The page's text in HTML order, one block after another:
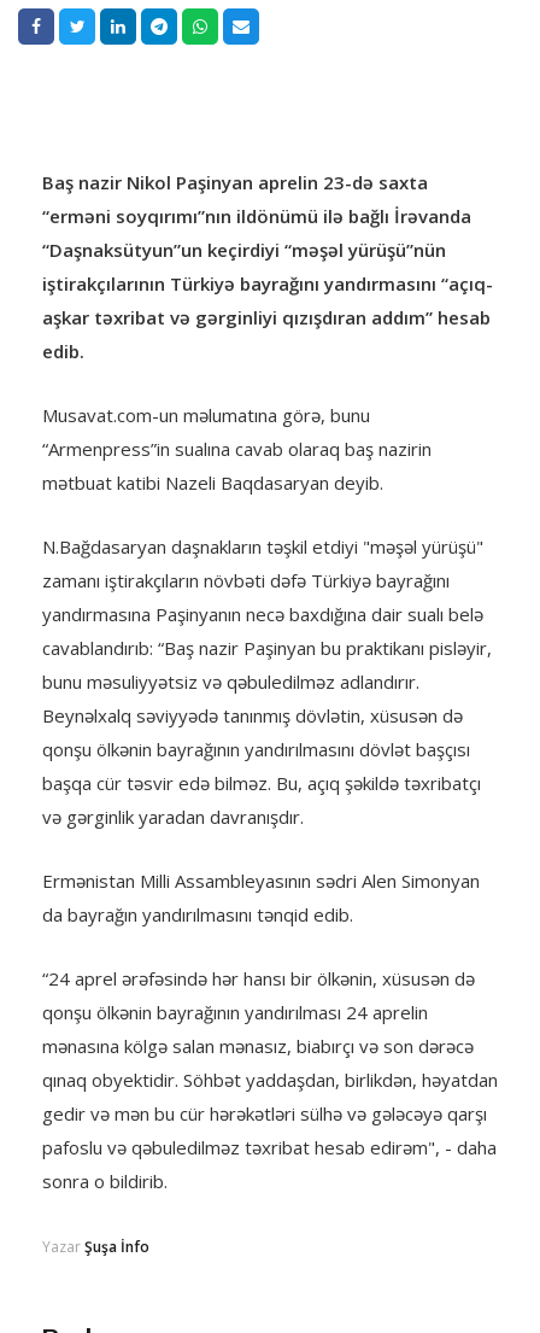
Baş nazir Nikol Paşinyan aprelin 23-də saxta
“erməni soyqırımı”nın ildönümü ilə bağlı İrəvanda
“Daşnaksütyun”un keçirdiyi “məşəl yürüşü”nün
iştirakçılarının Türkiyə bayrağını yandırmasını “açıq-
aşkar təxribat və gərginliyi qızışdıran addım” hesab
edib.
Musavat.com-un məlumatına görə, bunu
“Armenpress”in sualına cavab olaraq baş nazirin
mətbuat katibi Nazeli Baqdasaryan deyib.
N.Bağdasaryan daşnakların təşkil etdiyi "məşəl yürüşü"
zamanı iştirakçıların növbəti dəfə Türkiyə bayrağını
yandırmasına Paşinyanın necə baxdığına dair sualı belə
cavablandırıb: “Baş nazir Paşinyan bu praktikanı pisləyir,
bunu məsuliyyətsiz və qəbuledilməz adlandırır.
Beynəlxalq səviyyədə tanınmış dövlətin, xüsusən də
qonşu ölkənin bayrağının yandırılmasını dövlət başçısı
başqa cür təsvir edə bilməz. Bu, açıq şəkildə təxribatçı
və gərginlik yaradan davranışdır.
Ermənistan Milli Assambleyasının sədri Alen Simonyan
da bayrağın yandırılmasını tənqid edib.
“24 aprel ərəfəsində hər hansı bir ölkənin, xüsusən də
qonşu ölkənin bayrağının yandırılması 24 aprelin
mənasına kölgə salan mənasız, biabırçı və son dərəcə
qınaq obyektidir. Söhbət yaddaşdan, birlikdən, həyatdan
gedir və mən bu cür hərəkətləri sülhə və gələcəyə qarşı
pafoslu və qəbuledilməz təxribat hesab edirəm", - daha
sonra o bildirib.
YazarŞuşa İnfo